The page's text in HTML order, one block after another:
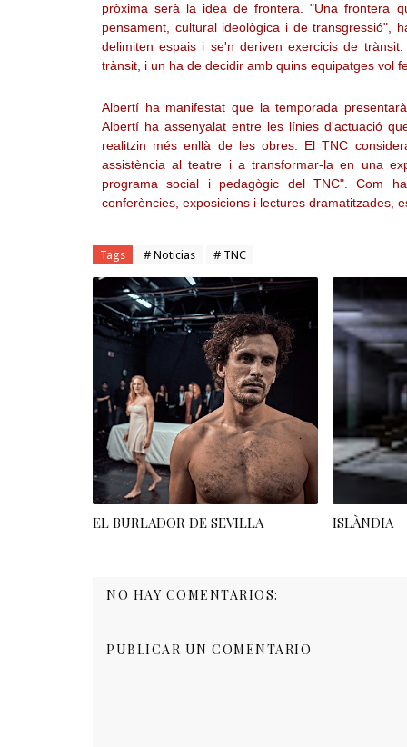
pròxima serà la idea de frontera. "Una frontera
pensament, cultural ideològica i de transgressió",
delimiten espais i se'n deriven exercicis de
trànsit, i un ha de decidir amb quins equipatges vol
Albertí ha manifestat que la temporada
Albertí ha assenyalat entre les línies d'actuació
realitzin més enllà de les obres. El TNC
assistència al teatre i a transformar-la en una
programa social i pedagògic del TNC". Com
conferències, exposicions i lectures dramatitzades,
Tags # Noticias # TNC
EL BURLADOR DE SEVILLA ISLÀNDIA
NO HAY COMENTARIOS:
PUBLICAR UN COMENTARIO